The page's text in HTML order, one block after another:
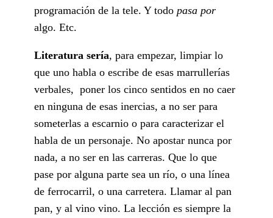
programación de la tele. Y todo pasa por
algo. Etc.
Literatura sería, para empezar, limpiar lo
que uno habla o escribe de esas marrullerías
verbales, poner los cinco sentidos en no caer
en ninguna de esas inercias, a no ser para
someterlas a escarnio o para caracterizar el
habla de un personaje. No apostar nunca por
nada, a no ser en las carreras. Que lo que
pase por alguna parte sea un río, o una línea
de ferrocarril, o una carretera. Llamar al pan
pan, y al vino vino. La lección es siempre la